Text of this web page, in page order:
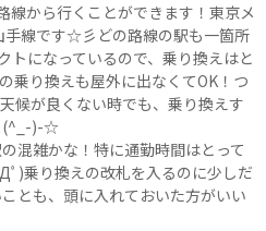
線から行くことができます！東京メ
手線です☆彡どの路線の駅も一箇所
トになっているので、乗り換えはと
乗り換えも屋外に出なくてOK！つ
候が良くない時でも、乗り換えす
(^_-)-☆
混雑かな！特に通勤時間はとって
ﾟ)乗り換えの改札を入るのに少しだ
とも、頭に入れておいた方がいい
太田
渋川
選択した内容で設定
神田駅
御徒町駅
南浦和駅
大船駅
日暮里駅
北浦和駅
大井町駅